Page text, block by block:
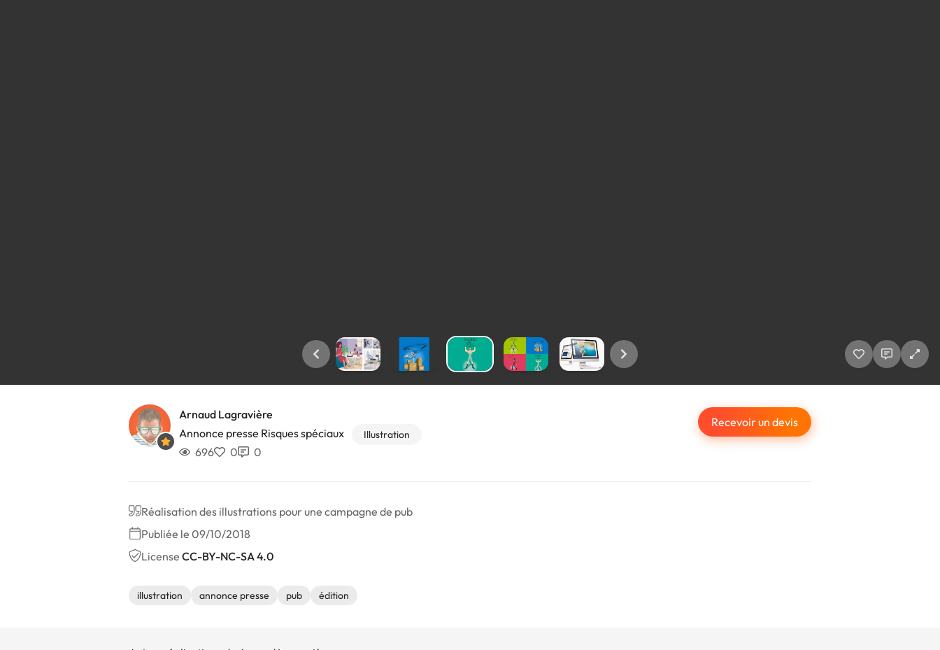
Arnaud Lagravière
Annonce presse Risques spéciaux
Illustration
696 0 0
Recevoir un devis
Réalisation des illustrations pour une campagne de pub
Publiée le 09/10/2018
License CC-BY-NC-SA 4.0
illustration annonce presse pub édition